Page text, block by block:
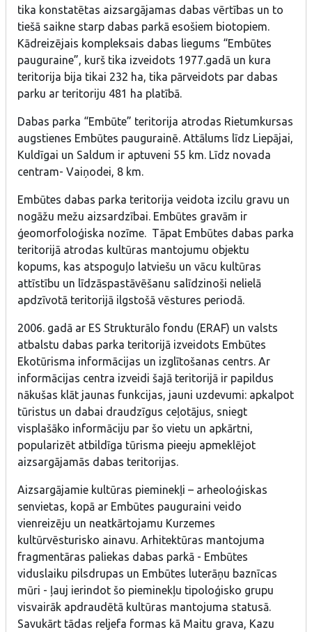
tika konstatētas aizsargājamas dabas vērtības un to
tiešā saikne starp dabas parkā esošiem biotopiem.
Kādreizējais kompleksais dabas liegums “Embūtes
pauguraine”, kurš tika izveidots 1977.gadā un kura
teritorija bija tikai 232 ha, tika pārveidots par dabas
parku ar teritoriju 481 ha platībā.
Dabas parka “Embūte” teritorija atrodas Rietumkursas
augstienes Embūtes paugurainē. Attālums līdz Liepājai,
Kuldīgai un Saldum ir aptuveni 55 km. Līdz novada
centram- Vaiņodei, 8 km.
Embūtes dabas parka teritorija veidota izcilu gravu un
nogāžu mežu aizsardzībai. Embūtes gravām ir
ģeomorfoloģiska nozīme. Tāpat Embūtes dabas parka
teritorijā atrodas kultūras mantojumu objektu
kopums, kas atspoguļo latviešu un vācu kultūras
attīstību un līdzāspastāvēšanu salīdzinoši nelielā
apdzīvotā teritorijā ilgstošā vēstures periodā.
2006. gadā ar ES Strukturālo fondu (ERAF) un valsts
atbalstu dabas parka teritorijā izveidots Embūtes
Ekotūrisma informācijas un izglītošanas centrs. Ar
informācijas centra izveidi šajā teritorijā ir papildus
nākušas klāt jaunas funkcijas, jauni uzdevumi: apkalpot
tūristus un dabai draudzīgus ceļotājus, sniegt
visplašāko informāciju par šo vietu un apkārtni,
popularizēt atbildīga tūrisma pieeju apmeklējot
aizsargājamās dabas teritorijas.
Aizsargājamie kultūras pieminekļi – arheoloģiskas
senvietas, kopā ar Embūtes pauguraini veido
vienreizēju un neatkārtojamu Kurzemes
kultūrvēsturisko ainavu. Arhitektūras mantojuma
fragmentāras paliekas dabas parkā - Embūtes
viduslaiku pilsdrupas un Embūtes luterāņu baznīcas
mūri - ļauj ierindot šo pieminekļu tipoloģisko grupu
visvairāk apdraudētā kultūras mantojuma statusā.
Savukārt tādas reljefa formas kā Maitu grava, Kazu